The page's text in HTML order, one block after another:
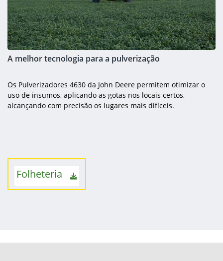
A melhor tecnologia para a pulverização
Os Pulverizadores 4630 da John Deere permitem otimizar o
uso de insumos, aplicando as gotas nos locais certos,
alcançando com precisão os lugares mais difíceis.
Folheteria